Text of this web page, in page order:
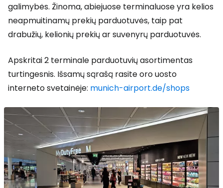
galimybės. Žinoma, abiejuose terminaluose yra kelios
neapmuitinamų prekių parduotuvės, taip pat
drabužių, kelionių prekių ar suvenyrų parduotuvės.
Apskritai 2 terminale parduotuvių asortimentas
turtingesnis. Išsamų sąrašą rasite oro uosto
interneto svetainėje: munich-airport.de/shops